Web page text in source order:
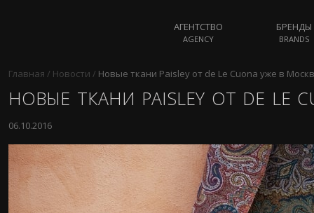
АГЕНТСТВО
AGENCY
БРЕНДЫ
BRANDS
Главная / Новости / Новые ткани Paisley от de Le Cuona уже в
НОВЫЕ ТКАНИ PAISLEY ОТ DE LE
06.10.2016